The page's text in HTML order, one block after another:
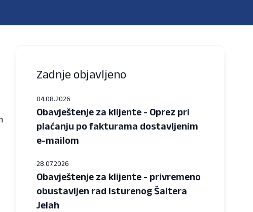
Zadnje objavljeno
04.08.2026
Obavještenje za klijente - Oprez pri
plaćanju po fakturama dostavljenim
e-mailom
28.07.2026
Obavještenje za klijente - privremeno
obustavljen rad Isturenog Šaltera
Jelah